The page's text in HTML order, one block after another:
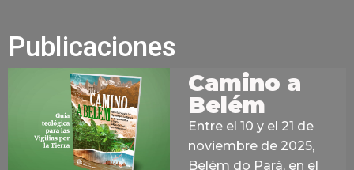
Publicaciones
Camino a
Belém
Entre el 10 y el 21 de
noviembre de 2025,
Belém do Pará, en el